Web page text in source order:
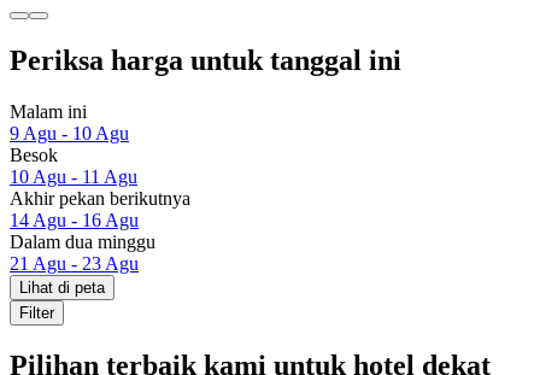
Periksa harga untuk tanggal ini
Malam ini
9 Agu - 10 Agu
Besok
10 Agu - 11 Agu
Akhir pekan berikutnya
14 Agu - 16 Agu
Dalam dua minggu
21 Agu - 23 Agu
Lihat di peta
Filter
Pilihan terbaik kami untuk hotel dekat